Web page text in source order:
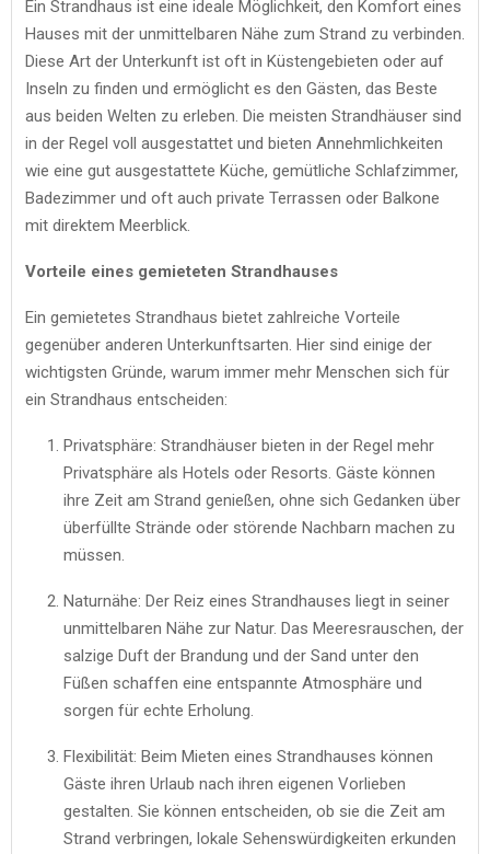
Ein Strandhaus ist eine ideale Möglichkeit, den Komfort eines
Hauses mit der unmittelbaren Nähe zum Strand zu verbinden.
Diese Art der Unterkunft ist oft in Küstengebieten oder auf
Inseln zu finden und ermöglicht es den Gästen, das Beste
aus beiden Welten zu erleben. Die meisten Strandhäuser sind
in der Regel voll ausgestattet und bieten Annehmlichkeiten
wie eine gut ausgestattete Küche, gemütliche Schlafzimmer,
Badezimmer und oft auch private Terrassen oder Balkone
mit direktem Meerblick.
Vorteile eines gemieteten Strandhauses
Ein gemietetes Strandhaus bietet zahlreiche Vorteile
gegenüber anderen Unterkunftsarten. Hier sind einige der
wichtigsten Gründe, warum immer mehr Menschen sich für
ein Strandhaus entscheiden:
Privatsphäre: Strandhäuser bieten in der Regel mehr
Privatsphäre als Hotels oder Resorts. Gäste können
ihre Zeit am Strand genießen, ohne sich Gedanken über
überfüllte Strände oder störende Nachbarn machen zu
müssen.
Naturnähe: Der Reiz eines Strandhauses liegt in seiner
unmittelbaren Nähe zur Natur. Das Meeresrauschen, der
salzige Duft der Brandung und der Sand unter den
Füßen schaffen eine entspannte Atmosphäre und
sorgen für echte Erholung.
Flexibilität: Beim Mieten eines Strandhauses können
Gäste ihren Urlaub nach ihren eigenen Vorlieben
gestalten. Sie können entscheiden, ob sie die Zeit am
Strand verbringen, lokale Sehenswürdigkeiten erkunden